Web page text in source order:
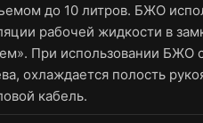
до 10 литров. БЖО
рабочей жидкости в
При использовании БЖО
охлаждается полость
кабель.